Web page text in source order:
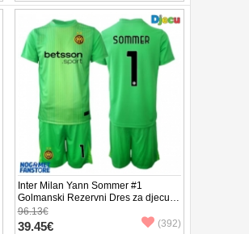
Inter Milan Yann Sommer #1
Golmanski Rezervni Dres za djecu
2025-26 Kratak Rukav (+ Kratke
hlače)
96.13€
39.45€ (392)